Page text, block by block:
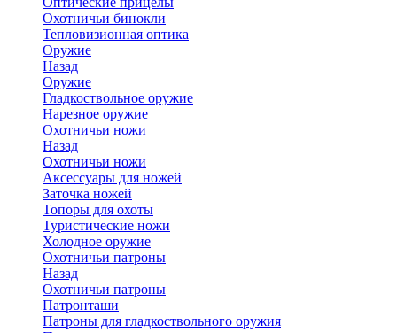
Охотничьи бинокли
Тепловизионная оптика
Оружие
Назад
Оружие
Гладкоствольное оружие
Нарезное оружие
Охотничьи ножи
Назад
Охотничьи ножи
Аксессуары для ножей
Заточка ножей
Топоры для охоты
Туристические ножи
Холодное оружие
Охотничьи патроны
Назад
Охотничьи патроны
Патронташи
Патроны для гладкоствольного оружия